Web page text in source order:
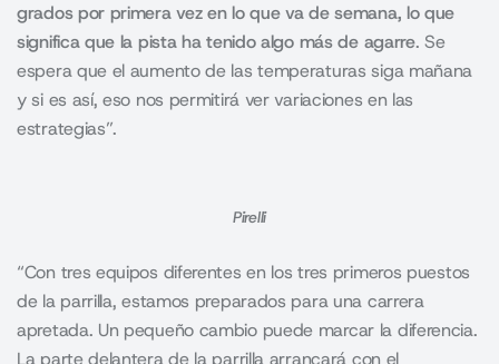
grados por primera vez en lo que va de semana, lo que
significa que la pista ha tenido algo más de agarre. Se
espera que el aumento de las temperaturas siga mañana
y si es así, eso nos permitirá ver variaciones en las
estrategias”.
Pirelli
“Con tres equipos diferentes en los tres primeros puestos
de la parrilla, estamos preparados para una carrera
apretada. Un pequeño cambio puede marcar la diferencia.
La parte delantera de la parrilla arrancará con el